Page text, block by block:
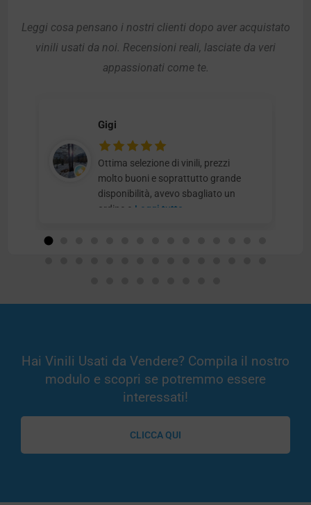
Leggi cosa pensano i nostri clienti dopo aver acquistato
vinili usati da noi. Recensioni reali, lasciate da veri
appassionati come te.
Gigi
Ottima selezione di vinili, prezzi
molto buoni e soprattutto grande
disponibilità, avevo sbagliato un
ordine e Leggi tutto
Hai Vinili Usati da Vendere? Compila il nostro
modulo e scopri se potremmo essere
interessati!
CLICCA QUI